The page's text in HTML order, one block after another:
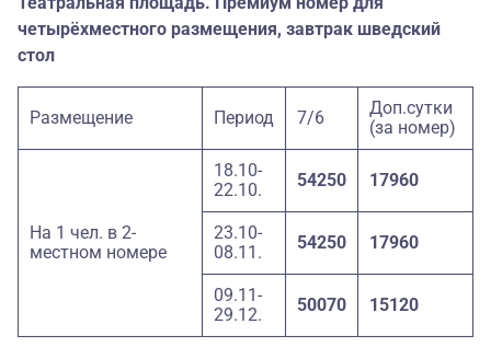
четырёхместного размещения, завтрак шведский
стол
Размещение Период 7/6
Доп.сутки
(за номер)
На 1 чел. в 2-
местном номере
18.10-
22.10.
54250 17960
23.10-
08.11.
54250 17960
09.11-
29.12.
50070 15120